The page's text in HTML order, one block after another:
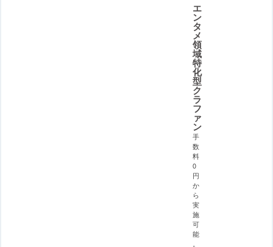
エ
ン
タ
メ
領
域
特
化
型
ク
ラ
フ
ァ
ン
手
数
料
0
円
か
ら
実
施
可
能